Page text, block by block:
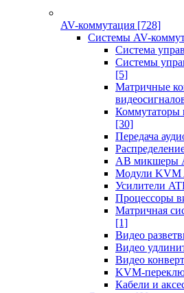
AV-коммутация [728]
Системы AV-
Система
Системы
[5]
Матричные
Коммутаторы
[30]
Передача
АВ микшеры
Модули KVM
Усилители
Процессоры
Матричная
[1]
Видео
Видео
Видео
KVM-
Кабели и